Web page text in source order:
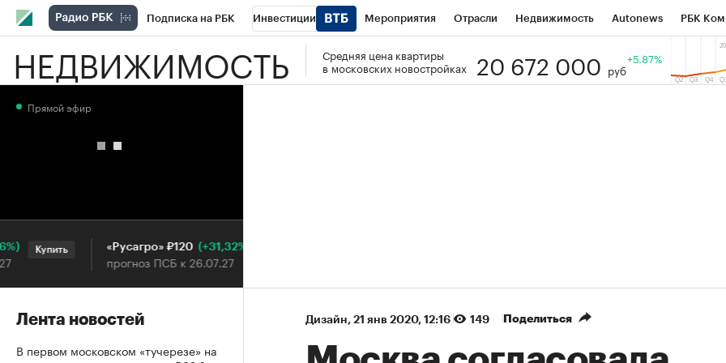
Подписка на РБК Инвестиции Мероприятия Отрасли Недвижимость Autonews РБК
РБК Вино Спорт Школа управления РБК РБК Образование Тренды
НЕДВИЖИМОСТЬ
Средняя цена квартиры
в московских новостройках
20 672 000 руб
+5.87%
Дизайн⁠, 21 янв 2020, 12:16 149 Поделиться
Прямой эфир
Купить «Русагро» ₽120 (+31,32%)
прогноз ПСБ к 26.07.27
Лента новостей
В первом московском «тучерезе» на